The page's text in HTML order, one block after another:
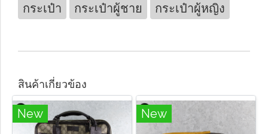
กระเป๋า กระเป๋าผู้ชาย กระเป๋าผู้หญิง
สินค้าเกี่ยวข้อง
New New